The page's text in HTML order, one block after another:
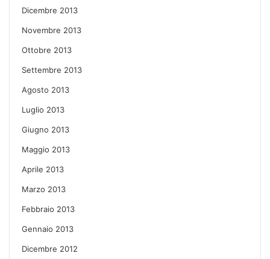
Dicembre 2013
Novembre 2013
Ottobre 2013
Settembre 2013
Agosto 2013
Luglio 2013
Giugno 2013
Maggio 2013
Aprile 2013
Marzo 2013
Febbraio 2013
Gennaio 2013
Dicembre 2012